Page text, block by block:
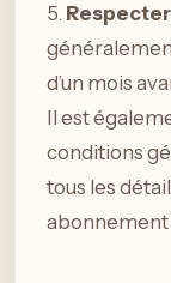
5.
d’un mois
Il est
conditions
tous les
abonnement